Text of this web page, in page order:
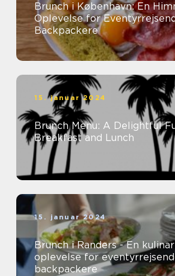
Brunch i København: En
Oplevelse for
Backpackere
15. januar 2024
Brunch Menu: A Delightful
Breakfast and Lunch
15. januar 2024
Brunch i Randers - En
oplevelse for
backpackere